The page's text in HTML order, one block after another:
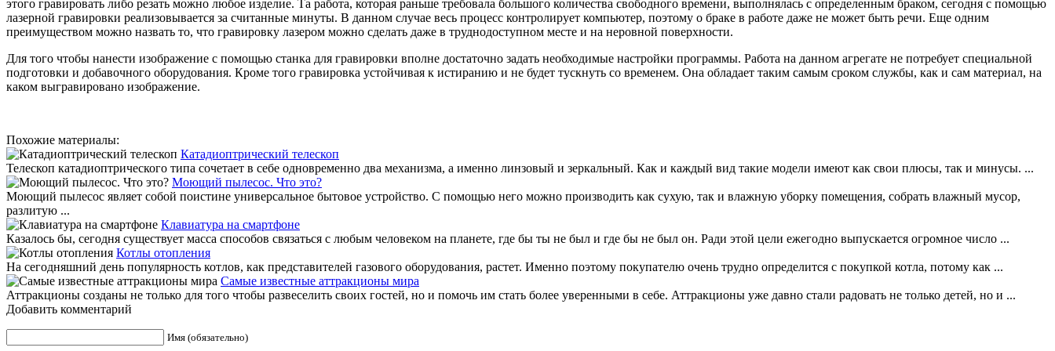
этого гравировать либо резать можно любое изделие. Та работа, которая раньше требовала большого количества свободного времени, выполнялась с определенным браком, сегодня с помощью
лазерной гравировки реализовывается за считанные минуты. В данном случае весь процесс контролирует компьютер, поэтому о браке в работе даже не может быть речи. Еще одним
преимуществом можно назвать то, что гравировку лазером можно сделать даже в труднодоступном месте и на неровной поверхности.
Для того чтобы нанести изображение с помощью станка для гравировки вполне достаточно задать необходимые настройки программы. Работа на данном агрегате не потребует специальной
подготовки и добавочного оборудования. Кроме того гравировка устойчивая к истиранию и не будет тускнуть со временем. Она обладает таким самым сроком службы, как и сам материал, на
каком выгравировано изображение.
Похожие материалы:
Катадиоптрический телескоп
Телескоп катадиоптрического типа сочетает в себе одновременно два механизма, а именно линзовый и зеркальный. Как и каждый вид такие модели имеют как свои плюсы, так и минусы. ...
Моющий пылесос. Что это?
Моющий пылесос являет собой поистине универсальное бытовое устройство. С помощью него можно производить как сухую, так и влажную уборку помещения, собрать влажный мусор,
разлитую ...
Клавиатура на смартфоне
Казалось бы, сегодня существует масса способов связаться с любым человеком на планете, где бы ты не был и где бы не был он. Ради этой цели ежегодно выпускается огромное число ...
Котлы отопления
На сегодняшний день популярность котлов, как представителей газового оборудования, растет. Именно поэтому покупателю очень трудно определится с покупкой котла, потому как ...
Самые известные аттракционы мира
Аттракционы созданы не только для того чтобы развеселить своих гостей, но и помочь им стать более уверенными в себе. Аттракционы уже давно стали радовать не только детей, но и ...
Добавить комментарий
Имя (обязательно)